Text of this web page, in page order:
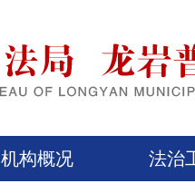
机构概况 法治